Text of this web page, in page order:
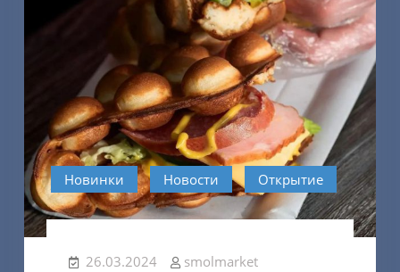
Новинки Новости Открытие
26.03.2024 smolmarket